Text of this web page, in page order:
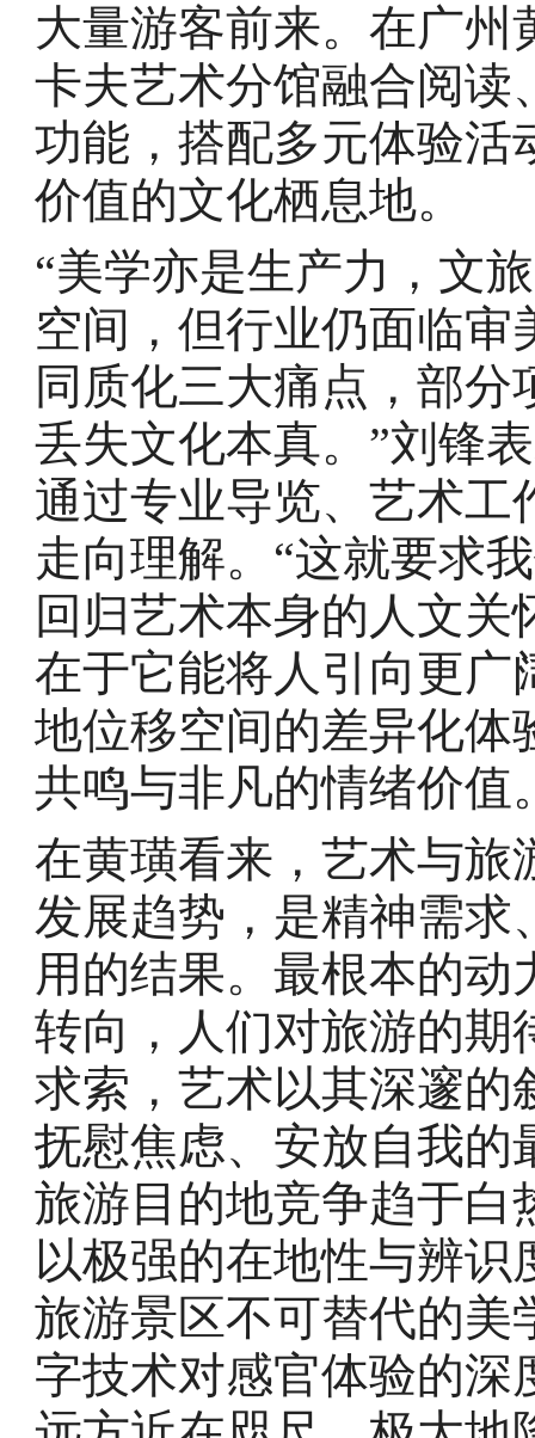
大量游客前来。在广
卡夫艺术分馆融合阅读
功能，搭配多元体验活
价值的文化栖息地。
“美学亦是生产力，文
空间，但行业仍面临
同质化三大痛点，部
丢失文化本真。”刘锋
通过专业导览、艺术工
走向理解。“这就要求
回归艺术本身的人文
在于它能将人引向更广
地位移空间的差异化体
共鸣与非凡的情绪价值
在黄璜看来，艺术与旅
发展趋势，是精神需求
用的结果。最根本的
转向，人们对旅游的期
求索，艺术以其深邃的
抚慰焦虑、安放自我的
旅游目的地竞争趋于白
以极强的在地性与辨
旅游景区不可替代的美
字技术对感官体验的深